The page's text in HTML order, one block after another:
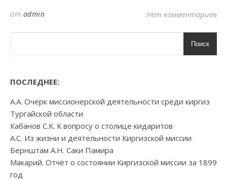
от admin Нет комментариев
Поиск
ПОСЛЕДНЕЕ:
А.А. Очерк миссионерской деятельности среди киргиз
Тургайской области
Кабанов С.К. К вопросу о столице кидаритов
А.С. Из жизни и деятельности Киргизской миссии
Бернштам А.Н. Саки Памира
Макарий. Отчёт о состоянии Киргизской миссии за 1899
год